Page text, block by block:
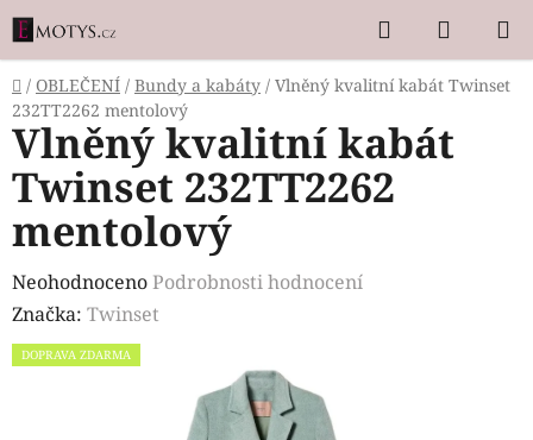
Přejít
na
obsah
Hledat
KOŠÍK
Domů
/ OBLEČENÍ / Bundy a kabáty / Vlněný kvalitní kabát Twinset
232TT2262 mentolový
Vlněný kvalitní kabát
Twinset 232TT2262
mentolový
Průměrné
hodnocení
produktu
NeohodnocenoPodrobnosti hodnocení
Značka: Twinset
DOPRAVA ZDARMA